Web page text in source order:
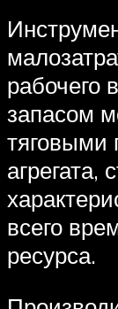
рабочего
запасом
тяговыми
всего
ресурса.